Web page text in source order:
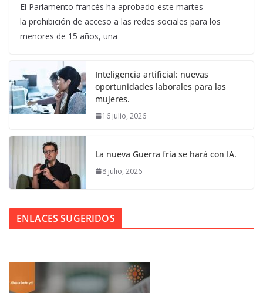
El Parlamento francés ha aprobado este martes
la prohibición de acceso a las redes sociales para los
menores de 15 años, una
Inteligencia artificial: nuevas
oportunidades laborales para las
mujeres.
16 julio, 2026
La nueva Guerra fría se hará con IA.
8 julio, 2026
ENLACES SUGERIDOS